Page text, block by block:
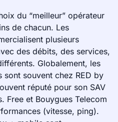
du “meilleur” opérateur
de chacun. Les
plusieurs
des débits, des services,
Globalement, les
souvent chez RED by
réputé pour son SAV
Free et Bouygues Telecom
(vitesse, ping).